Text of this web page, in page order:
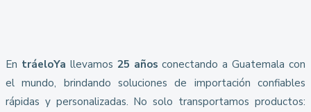
En tráeloYa llevamos 25 años conectando a Guatemala con
el mundo, brindando soluciones de importación confiables
rápidas y personalizadas. No solo transportamos productos: